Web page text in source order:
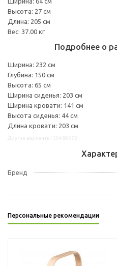
Высота: 27 см
Длина: 205 см
Вес: 37.00 кг
Подробнее о
Ширина: 232 см
Глубина: 150 см
Высота: 65 см
Ширина сиденья: 203 см
Ширина кровати: 141 см
Высота сиденья: 44 см
Длина кровати: 203 см
Бренд
Персональные рекомендации